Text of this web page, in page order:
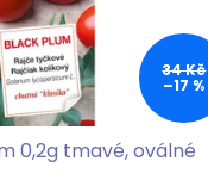
34 Kč
–17 %
0,2g tmavé, oválné